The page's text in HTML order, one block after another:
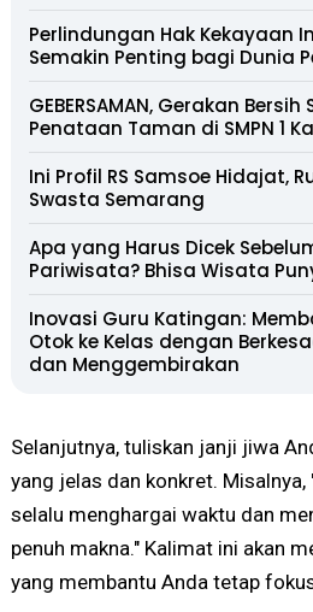
Perlindungan Hak Kekayaan
Semakin Penting bagi Dunia
GEBERSAMAN, Gerakan
Penataan Taman di SMPN 1
Ini Profil RS Samsoe Hidajat,
Swasta Semarang
Apa yang Harus Dicek
Pariwisata? Bhisa Wisata
Inovasi Guru Katingan:
Otok ke Kelas dengan
dan Menggembirakan
Selanjutnya, tuliskan janji jiwa
yang jelas dan konkret. Misalnya,
selalu menghargai waktu dan
penuh makna." Kalimat ini akan
yang membantu Anda tetap